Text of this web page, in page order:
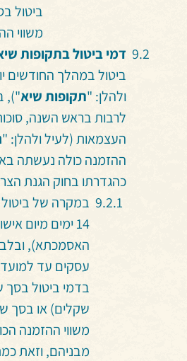
משווי
דמי ביטול בתקופות
ביטול במהלך החודשים
ולהלן: "תקופות שיא"),
לרבות בראש השנה,
העצמאות (לעיל ולהלן: "
ההזמנה כולה נעשתה
כהגדרתו בחוק הגנת
במקרה של
14 ימים מיום
עסקים עד למועד
משווי ההזמנה
מבניהם, וזאת